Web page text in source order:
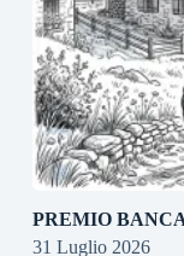
PREMIO
31 Luglio 2026